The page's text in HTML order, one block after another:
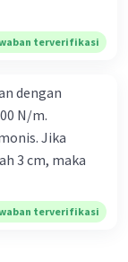
terverifikasi
dengan
N/m.
Jika
3 cm, maka
terverifikasi